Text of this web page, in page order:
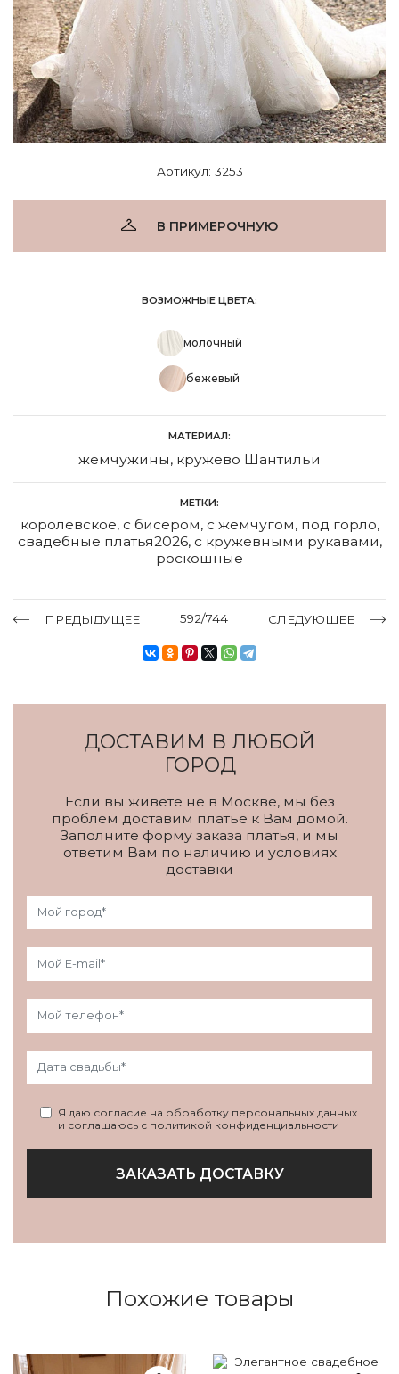
Артикул: 3253
В ПРИМЕРОЧНУЮ
ВОЗМОЖНЫЕ ЦВЕТА:
молочный
бежевый
МАТЕРИАЛ:
жемчужины, кружево Шантильи
МЕТКИ:
королевское, с бисером, с жемчугом, под горло,
свадебные платья2026, с кружевными рукавами,
роскошные
ПРЕДЫДУЩЕЕ 592/744 СЛЕДУЮЩЕЕ
ДОСТАВИМ В ЛЮБОЙ
ГОРОД
Если вы живете не в Москве, мы без
проблем доставим платье к Вам домой.
Заполните форму заказа платья, и мы
ответим Вам по наличию и условиях
доставки
Я даю согласие на обработку персональных данных
и соглашаюсь с политикой конфиденциальности
ЗАКАЗАТЬ ДОСТАВКУ
Похожие товары